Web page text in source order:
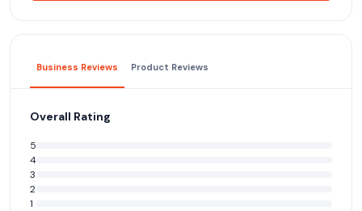
Business Reviews Product Reviews
Overall Rating
5
4
3
2
1